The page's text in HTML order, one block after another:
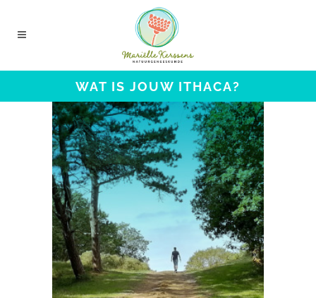
WAT IS JOUW ITHACA?